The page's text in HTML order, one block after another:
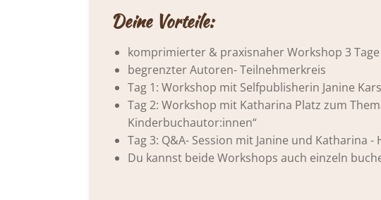
Deine Vorteile:
komprimierter & praxisnaher Workshop 3 Tage
begrenzter Autoren- Teilnehmerkreis
Tag 1: Workshop mit Selfpublisherin Janine
Tag 2: Workshop mit Katharina Platz zum
Kinderbuchautor:innen“
Tag 3: Q&A- Session mit Janine und Katharina
Du kannst beide Workshops auch einzeln